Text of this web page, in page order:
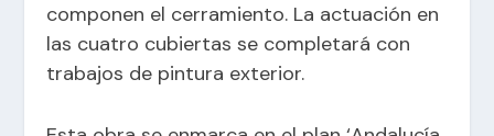
componen el cerramiento. La actuación en
las cuatro cubiertas se completará con
trabajos de pintura exterior.